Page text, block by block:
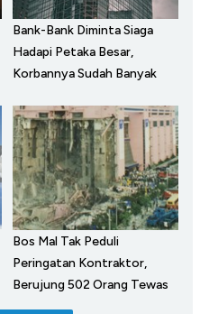
Bank-Bank Diminta Siaga
Hadapi Petaka Besar,
Korbannya Sudah Banyak
Bos Mal Tak Peduli
Peringatan Kontraktor,
Berujung 502 Orang Tewas